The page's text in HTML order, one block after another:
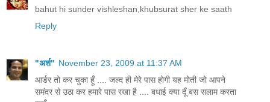
bahut hi sunder vishleshan,khubsurat sher ke saath
Reply
"अर्श" November 23, 2009 at 11:37 AM
आर्डर तो कर चुका हूँ .... जल्द ही मेरे पास होगी यह मोती जो आपने
समंदर से उठा कर हमारे पास रखा है .... बधाई क्या दूँ बस सलाम करता